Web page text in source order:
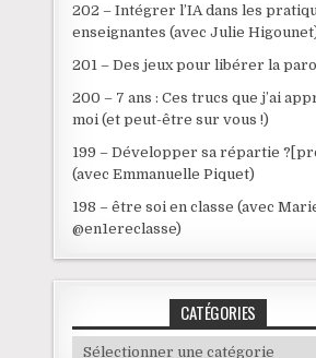
202 – Intégrer l’IA dans les
enseignantes (avec Julie
201 – Des jeux pour libérer la
200 – 7 ans : Ces trucs que j’ai
moi (et peut-être sur vous !)
199 – Développer sa répartie
(avec Emmanuelle Piquet)
198 – être soi en classe (avec
@en1ereclasse)
CATÉGORIES
Catégories